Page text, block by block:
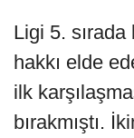
Ligi 5.
hakkı elde
ilk
bırakmıştı.